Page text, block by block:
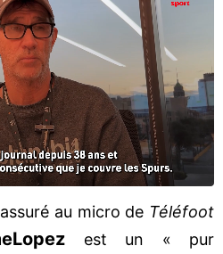
au micro de Téléfoot
Lopez est un « pur